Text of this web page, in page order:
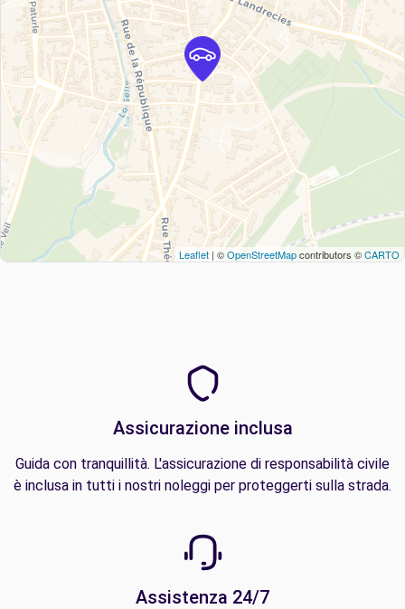
Leaflet | ©OpenStreetMapcontributors ©CARTO
Assicurazione inclusa
Guida con tranquillità. L'assicurazione di responsabilità civile
è inclusa in tutti i nostri noleggi per proteggerti sulla strada.
Assistenza 24/7